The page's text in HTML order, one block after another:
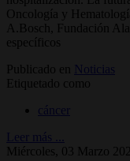
Oncología y
A.Bosch, Fundación
específicos
Publicado en
Noticias
Etiquetado como
cáncer
Leer más ...
Miércoles, 03 Marzo